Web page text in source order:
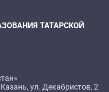
ТАТАРСКОЙ
ул. Декабристов, 2